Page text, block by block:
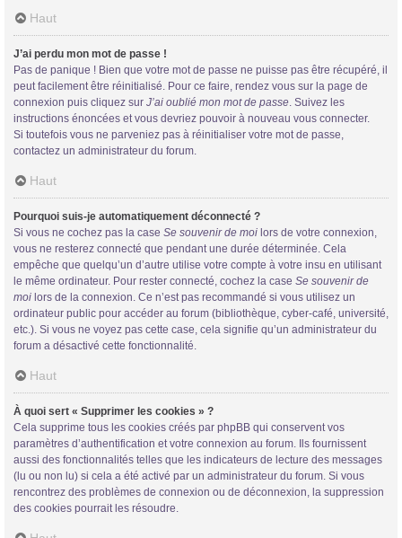
Haut
J’ai perdu mon mot de passe !
Pas de panique ! Bien que votre mot de passe ne puisse pas être récupéré, il
peut facilement être réinitialisé. Pour ce faire, rendez vous sur la page de
connexion puis cliquez sur J’ai oublié mon mot de passe. Suivez les
instructions énoncées et vous devriez pouvoir à nouveau vous connecter.
Si toutefois vous ne parveniez pas à réinitialiser votre mot de passe,
contactez un administrateur du forum.
Haut
Pourquoi suis-je automatiquement déconnecté ?
Si vous ne cochez pas la case Se souvenir de moi lors de votre connexion,
vous ne resterez connecté que pendant une durée déterminée. Cela
empêche que quelqu’un d’autre utilise votre compte à votre insu en utilisant
le même ordinateur. Pour rester connecté, cochez la case Se souvenir de
moi lors de la connexion. Ce n’est pas recommandé si vous utilisez un
ordinateur public pour accéder au forum (bibliothèque, cyber-café, université,
etc.). Si vous ne voyez pas cette case, cela signifie qu’un administrateur du
forum a désactivé cette fonctionnalité.
Haut
À quoi sert « Supprimer les cookies » ?
Cela supprime tous les cookies créés par phpBB qui conservent vos
paramètres d’authentification et votre connexion au forum. Ils fournissent
aussi des fonctionnalités telles que les indicateurs de lecture des messages
(lu ou non lu) si cela a été activé par un administrateur du forum. Si vous
rencontrez des problèmes de connexion ou de déconnexion, la suppression
des cookies pourrait les résoudre.